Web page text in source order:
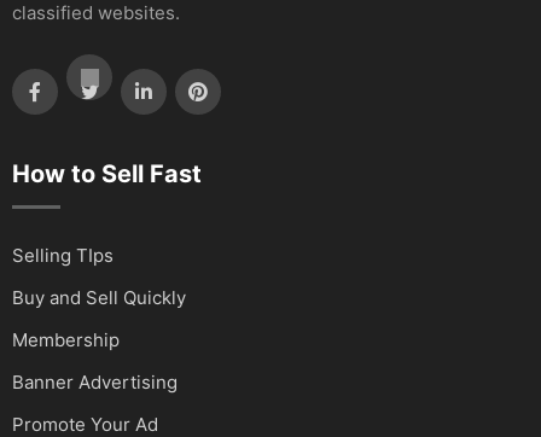
classified websites.
How to Sell Fast
Selling TIps
Buy and Sell Quickly
Membership
Banner Advertising
Promote Your Ad